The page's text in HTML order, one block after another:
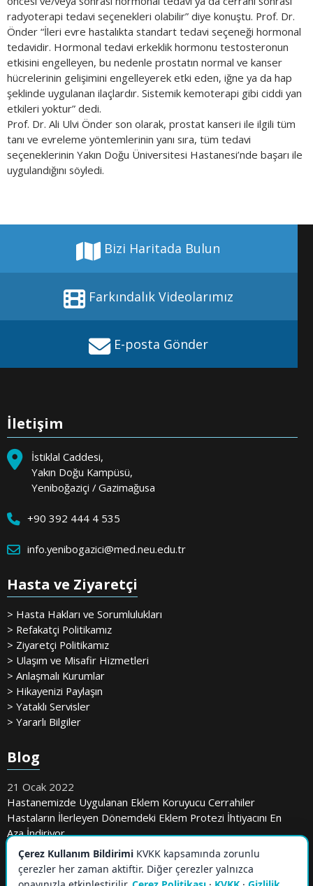
radyoterapi tedavi seçenekleri olabilir” diye konuştu. Prof. Dr.
Önder “İleri evre hastalıkta standart tedavi seçeneği hormonal
tedavidir. Hormonal tedavi erkeklik hormonu testosteronun
etkisini engelleyen, bu nedenle prostatın normal ve kanser
hücrelerinin gelişimini engelleyerek etki eden, iğne ya da hap
şeklinde uygulanan ilaçlardır. Sistemik kemoterapi gibi ciddi yan
etkileri yoktur” dedi.
Prof. Dr. Ali Ulvi Önder son olarak, prostat kanseri ile ilgili tüm
tanı ve evreleme yöntemlerinin yanı sıra, tüm tedavi
seçeneklerinin Yakın Doğu Üniversitesi Hastanesi’nde başarı ile
uygulandığını söyledi.
Bizi Haritada Bulun
Farkındalık Videolarımız
E-posta Gönder
İletişim
İstiklal Caddesi,
Yakın Doğu Kampüsü,
Yeniboğaziçi / Gazimağusa
+90 392 444 4 535
info.yenibogazici@med.neu.edu.tr
Hasta ve Ziyaretçi
> Hasta Hakları ve Sorumlulukları
> Refakatçi Politikamız
> Ziyaretçi Politikamız
> Ulaşım ve Misafir Hizmetleri
> Anlaşmalı Kurumlar
> Hikayenizi Paylaşın
> Yataklı Servisler
> Yararlı Bilgiler
Blog
21 Ocak 2022
Hastanemizde Uygulanan Eklem Koruyucu Cerrahiler
Hastaların İlerleyen Dönemdeki Eklem Protezi İhtiyacını En
Aza İndiriyor
Çerez Kullanım Bildirimi KVKK kapsamında zorunlu
çerezler her zaman aktiftir. Diğer çerezler yalnızca